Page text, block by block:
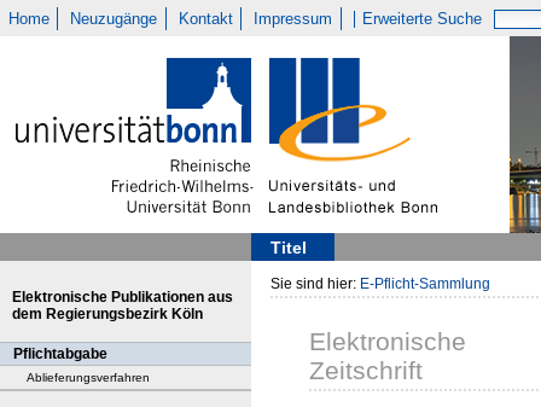
Home Neuzugänge Kontakt Impressum Erweiterte Suche
Titel
Elektronische Publikationen aus
dem Regierungsbezirk Köln
Pflichtabgabe
Ablieferungsverfahren
Sie sind hier: E-Pflicht-Sammlung
Elektronische
Zeitschrift